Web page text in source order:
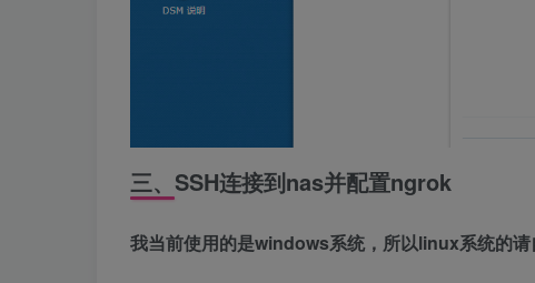
三、SSH连接到nas并配置ngrok
我当前使用的是windows系统，所以linux系统的请